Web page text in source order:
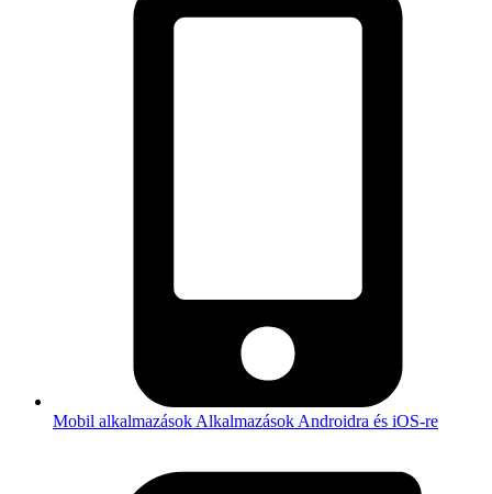
Mobil alkalmazások Alkalmazások Androidra és iOS-re